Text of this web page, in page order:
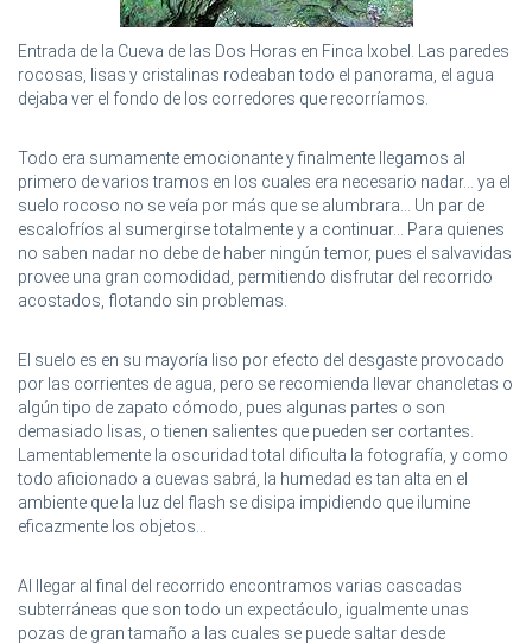
Entrada de la Cueva de las Dos Horas en Finca Ixobel. Las paredes
rocosas, lisas y cristalinas rodeaban todo el panorama, el agua
dejaba ver el fondo de los corredores que recorríamos.
Todo era sumamente emocionante y finalmente llegamos al
primero de varios tramos en los cuales era necesario nadar... ya el
suelo rocoso no se veía por más que se alumbrara... Un par de
escalofríos al sumergirse totalmente y a continuar... Para quienes
no saben nadar no debe de haber ningún temor, pues el salvavidas
provee una gran comodidad, permitiendo disfrutar del recorrido
acostados, flotando sin problemas.
El suelo es en su mayoría liso por efecto del desgaste provocado
por las corrientes de agua, pero se recomienda llevar chancletas o
algún tipo de zapato cómodo, pues algunas partes o son
demasiado lisas, o tienen salientes que pueden ser cortantes.
Lamentablemente la oscuridad total dificulta la fotografía, y como
todo aficionado a cuevas sabrá, la humedad es tan alta en el
ambiente que la luz del flash se disipa impidiendo que ilumine
eficazmente los objetos...
Al llegar al final del recorrido encontramos varias cascadas
subterráneas que son todo un expectáculo, igualmente unas
pozas de gran tamaño a las cuales se puede saltar desde